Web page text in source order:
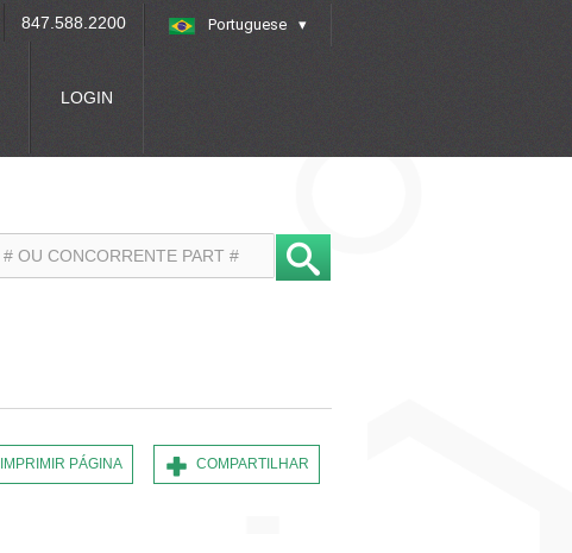
Portuguese
847.588.2200
LOGIN
COMPARTILHAR
IMPRIMIR PÁGINA